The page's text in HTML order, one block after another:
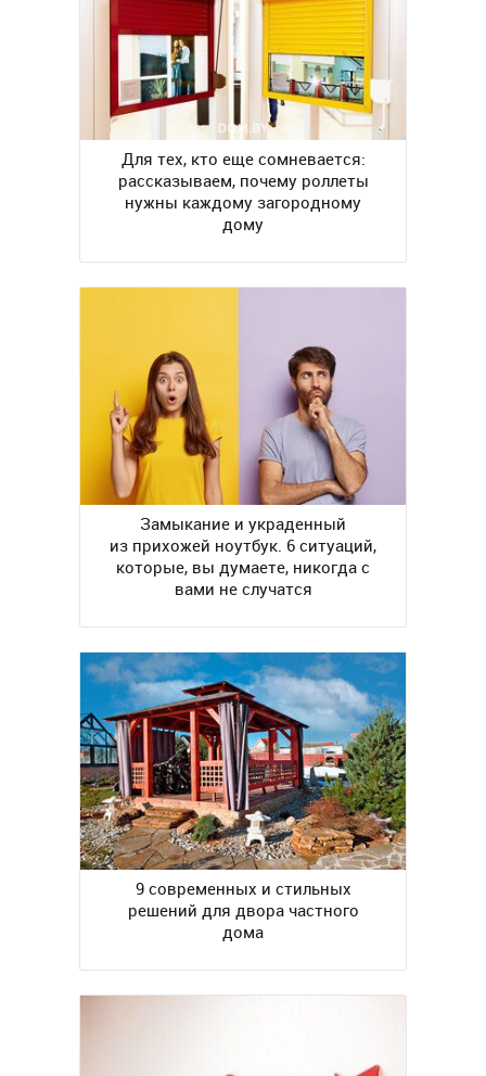
Для тех, кто еще сомневается:
рассказываем, почему роллеты
нужны каждому загородному
дому
Замыкание и украденный
из прихожей ноутбук. 6 ситуаций,
которые, вы думаете, никогда с
вами не случатся
9 современных и стильных
решений для двора частного
дома